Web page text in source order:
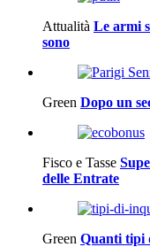
Attualità Le armi
sono
Green Dopo un
Fisco e Tasse
delle Entrate
Green Quanti tipi